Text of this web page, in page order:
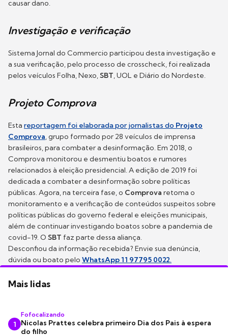
causar dano.
Investigação e verificação
Sistema Jornal do Commercio participou desta investigação e
a sua verificação, pelo processo de crosscheck, foi realizada
pelos veículos Folha, Nexo, SBT , UOL e Diário do Nordeste.
Projeto Comprova
Esta reportagem foi elaborada por jornalistas do Projeto
Comprova , grupo formado por 28 veículos de imprensa
brasileiros, para combater a desinformação. Em 2018, o
Comprova monitorou e desmentiu boatos e rumores
relacionados à eleição presidencial. A edição de 2019 foi
dedicada a combater a desinformação sobre políticas
públicas. Agora, na terceira fase, o Comprova retoma o
monitoramento e a verificação de conteúdos suspeitos sobre
políticas públicas do governo federal e eleições municipais,
além de continuar investigando boatos sobre a pandemia de
covid-19. O SBT faz parte dessa aliança.
Desconfiou da informação recebida? Envie sua denúncia,
dúvida ou boato pelo WhatsApp 11 97795 0022.
Mais lidas
1
Fofocalizando
Nicolas Prattes celebra primeiro Dia dos Pais à espera
do filho